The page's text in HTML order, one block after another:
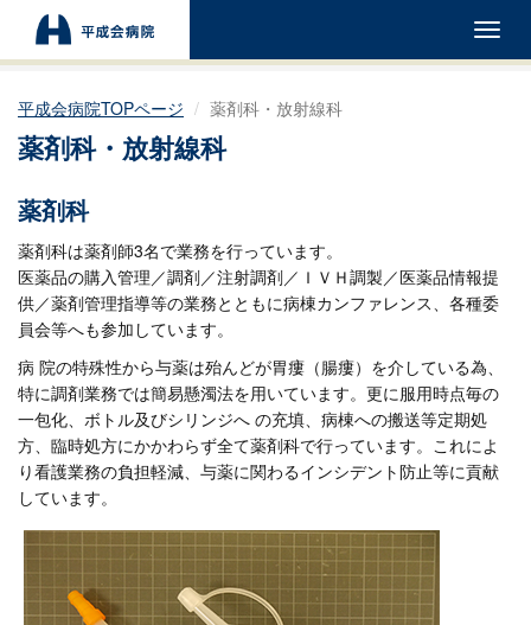
平成会病院TOPページ 薬剤科・放射線科
薬剤科・放射線科
薬剤科
薬剤科は薬剤師3名で業務を行っています。
医薬品の購入管理／調剤／注射調剤／ＩＶＨ調製／医薬品情報提
供／薬剤管理指導等の業務とともに病棟カンファレンス、各種委
員会等へも参加しています。
病 院の特殊性から与薬は殆んどが胃瘻（腸瘻）を介している為、
特に調剤業務では簡易懸濁法を用いています。更に服用時点毎の
一包化、ボトル及びシリンジへ の充填、病棟への搬送等定期処
方、臨時処方にかかわらず全て薬剤科で行っています。これによ
り看護業務の負担軽減、与薬に関わるインシデント防止等に貢献
しています。